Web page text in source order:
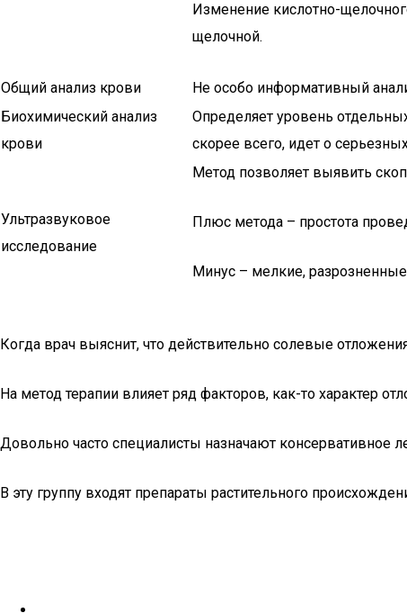
Изменение кислотно-
щелочной.
Общий анализ крови
Не особо информативный
Биохимический анализ
крови
Определяет уровень
скорее всего, идет о
Ультразвуковое
исследование
Метод позволяет выявить
Плюс метода – простота
Минус – мелкие,
Когда врач выяснит, что действительно солевые
На метод терапии влияет ряд факторов, как-то характер
Довольно часто специалисты назначают консервативное
В эту группу входят препараты растительного